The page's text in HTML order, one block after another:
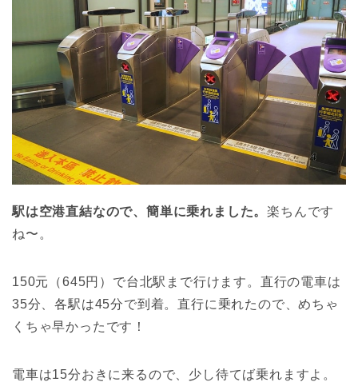
駅は空港直結なので、簡単に乗れました。楽ちんです
ね〜。
150元（645円）で台北駅まで行けます。直行の電車は
35分、各駅は45分で到着。直行に乗れたので、めちゃ
くちゃ早かったです！
電車は15分おきに来るので、少し待てば乗れますよ。